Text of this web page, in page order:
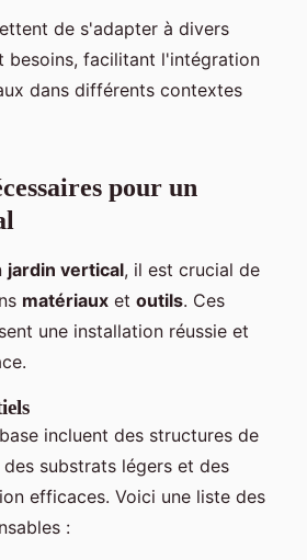
de s'adapter à divers
besoins, facilitant l'intégration
dans différents contextes
pour un
jardin vertical, il est crucial de
matériaux et outils. Ces
une installation réussie et
incluent des structures de
substrats légers et des
efficaces. Voici une liste des
: